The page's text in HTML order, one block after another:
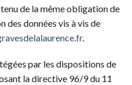
de la même obligation de
données vis à vis de
.
par les dispositions de
la directive 96/9 du 11